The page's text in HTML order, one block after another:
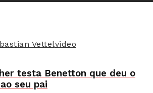
Vettelvideo
testa Benetton que deu o
seu pai